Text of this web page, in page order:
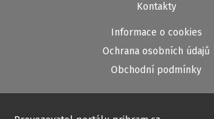
Kontakty
Informace o cookies
Ochrana osobních údajů
Obchodní podmínky